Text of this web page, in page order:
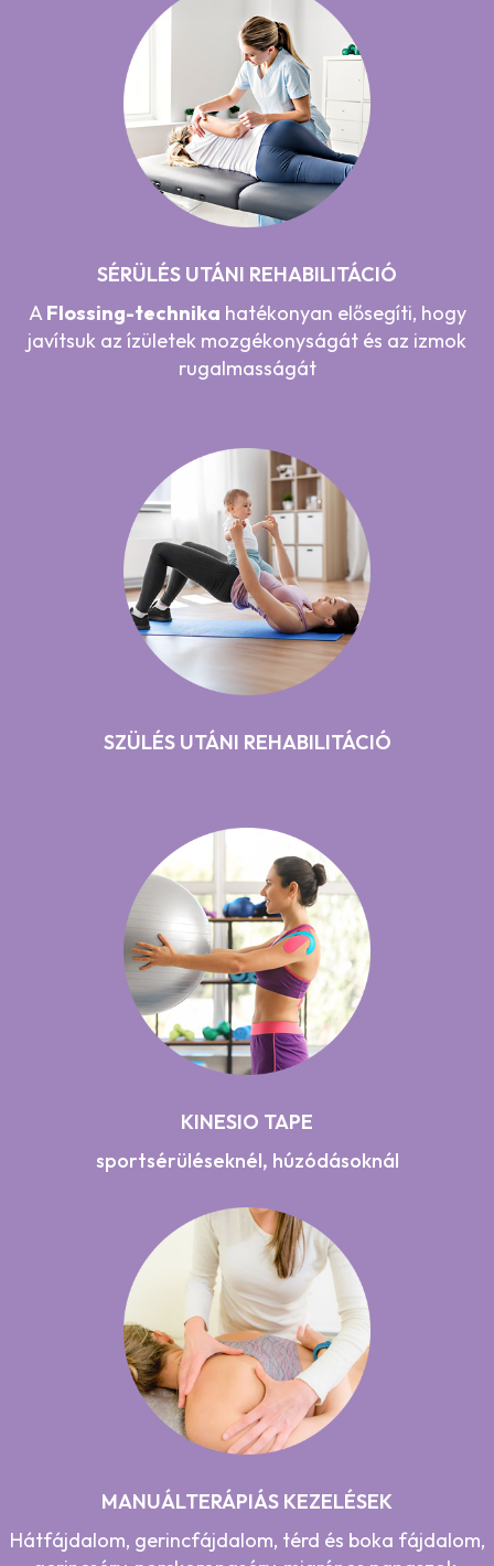
SÉRÜLÉS UTÁNI REHABILITÁCIÓ
AFlossing-technika hatékonyan elősegíti, hogy
javítsuk az ízületek mozgékonyságát és az izmok
rugalmasságát
SZÜLÉS UTÁNI REHABILITÁCIÓ
KINESIO TAPE
sportsérüléseknél, húzódásoknál
MANUÁLTERÁPIÁS KEZELÉSEK
Hátfájdalom, gerincfájdalom, térd és boka fájdalom,